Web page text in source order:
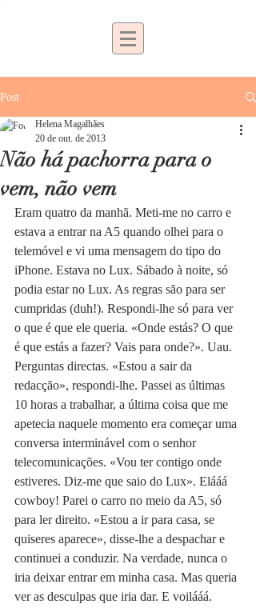
Post
Não há pachorra para o
vem, não vem
Helena Magalhães
20 de out. de 2013
Eram quatro da manhã. Meti-me no carro e
estava a entrar na A5 quando olhei para o
telemóvel e vi uma mensagem do tipo do
iPhone. Estava no Lux. Sábado à noite, só
podia estar no Lux. As regras são para ser
cumpridas (duh!). Respondi-lhe só para ver
o que é que ele queria. «Onde estás? O que
é que estás a fazer? Vais para onde?». Uau.
Perguntas directas. «Estou a sair da
redacção», respondi-lhe. Passei as últimas
10 horas a trabalhar, a última coisa que me
apetecia naquele momento era começar uma
conversa interminável com o senhor
telecomunicações. «Vou ter contigo onde
estiveres. Diz-me que saio do Lux». Elááá
cowboy! Parei o carro no meio da A5, só
para ler direito. «Estou a ir para casa, se
quiseres aparece», disse-lhe a despachar e
continuei a conduzir. Na verdade, nunca o
iria deixar entrar em minha casa. Mas queria
ver as desculpas que iria dar. E voilááá.